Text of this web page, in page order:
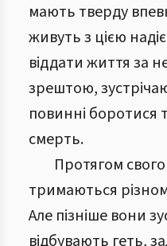
мають тверду
живуть з цією
віддати життя за
зрештою,
повинні боротися
смерть.
Протягом
тримаються
Але пізніше вони
відбувають геть,